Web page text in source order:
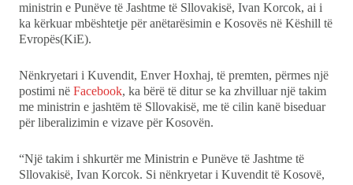
Ekonomi
Teknologji
Udhëtime
DuVideo
ministrin e Punëve të Jashtme të Sllovakisë, Ivan Korcok, ai i
ka kërkuar mbështetje për anëtarësimin e Kosovës në Këshill të
Evropës(KiE).
Nënkryetari i Kuvendit, Enver Hoxhaj, të premten, përmes një
postimi në Facebook, ka bërë të ditur se ka zhvilluar një takim
me ministrin e jashtëm të Sllovakisë, me të cilin kanë biseduar
për liberalizimin e vizave për Kosovën.
“Një takim i shkurtër me Ministrin e Punëve të Jashtme të
Sllovakisë, Ivan Korcok. Si nënkryetar i Kuvendit të Kosovë,